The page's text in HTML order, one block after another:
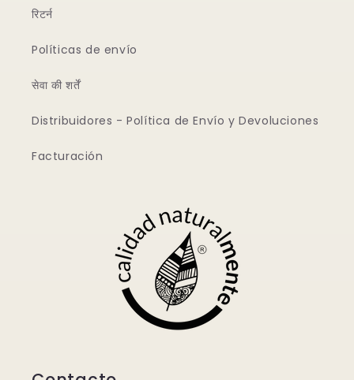
रिटर्न
Políticas de envío
सेवा की शर्तें
Distribuidores - Política de Envío y Devoluciones
Facturación